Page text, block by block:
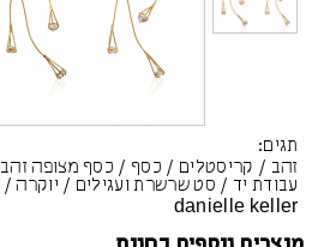
תגים:
זהב / קריסטלים / כסף / כסף מצופה זהב
עבודת יד / סט שרשרת ועגילים / יוקרה/
danielle keller